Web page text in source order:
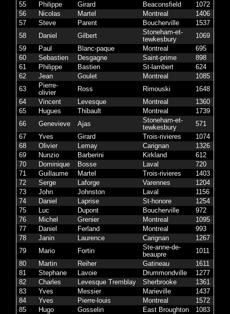
55
Philippe Girard Beaconsfield 1072
56
Nicolas Martel Montreal 1406
57
Steve Parent Boucherville 1537
58
Daniel Gilbert
Stoneham-et-
tewkesbury
1069
59
Paul Blanc-paque Montreal 695
60
Sebastien Desgagne Saint-prime 898
61
Philippe Bastien St-lambert 624
62
Jean Goulet Montreal 1085
63
Pierre-
olivier
Ross Rimouski 1648
64
Vincent Levesque Montreal 1360
65
Hugues Thibault Montreal 1739
66
Genevieve Ajas
Stoneham-et-
tewkesbury
571
67
Yves Girard Trois-rivieres 1074
68
Olivier Lemay Carignan 1326
69
Nunzio Barberini Kirkland 612
70
Dominique Bosse Laval 720
71
Guillaume Martel Trois-rivieres 1403
72
Serge Laforge Varennes 1204
73
John Johnston Laval 1156
74
Daniel Laprise St-honore 1254
75
Luc Dupont Boucherville 972
76
Michel Grenier Montreal 1095
77
Daniel Ferland Montreal 993
78
Janin Laurence Carignan 1267
79
Mario Fortin
Ste-anne-de-
beaupre
1011
80
Martin Reiher Gatineau 1611
81
Stephane Lavoie Drummondville 1277
82
Charles Levesque Tremblay Sherbrooke 1361
83
Yves Messier Marieville 1437
84
Yves Pierre-louis Montreal 1572
85
Hugo Gosselin East Broughton 1083